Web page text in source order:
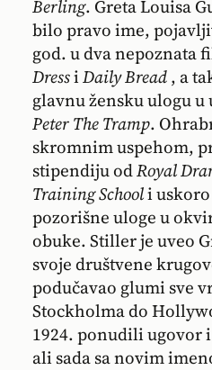
Berling. Greta Louisa
bilo pravo ime,
god. u dva nepoznata
DressiDaily Bread, a
glavnu žensku ulogu
Peter The Tramp.
skromnim uspehom,
stipendiju odRoyal
Training Schooli
pozorišne uloge u
obuke. Stiller je uveo
svoje društvene
podučavao glumi sve
Stockholma do
1924. ponudili ugovor
ali sada sa novim